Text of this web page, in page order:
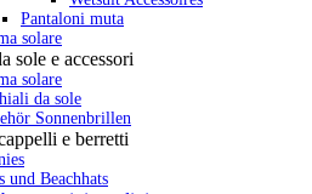
Pantaloni muta
solare
sole e accessori
solare
da sole
Sonnenbrillen
e berretti
und Beachhats